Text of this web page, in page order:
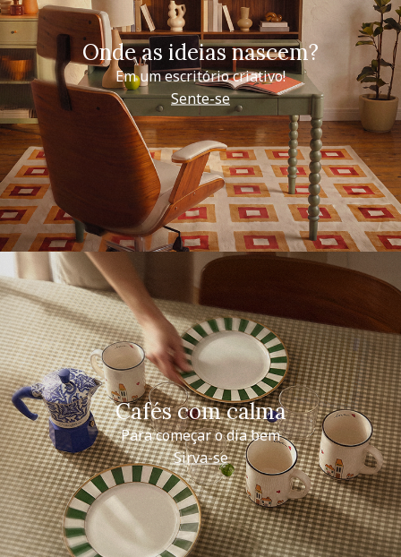
Onde as ideias nascem?
Em um escritório criativo!
Sente-se
Cafés com calma
Para começar o dia bem
Sirva-se